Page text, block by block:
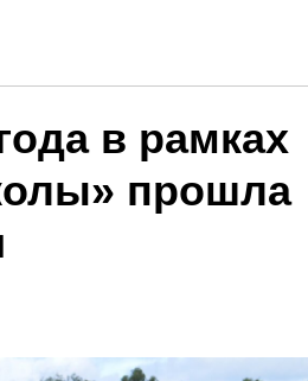
в рамках
прошла